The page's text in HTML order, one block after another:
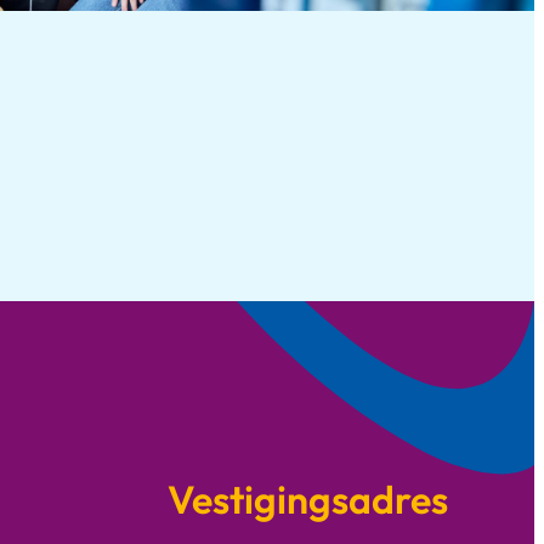
Vestigingsadres